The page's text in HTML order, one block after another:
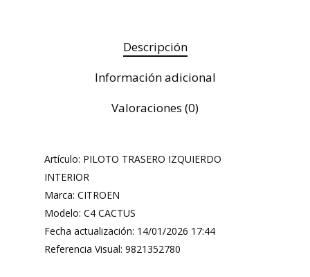
Descripción
Información adicional
Valoraciones (0)
Artículo: PILOTO TRASERO IZQUIERDO
INTERIOR
Marca: CITROEN
Modelo: C4 CACTUS
Fecha actualización: 14/01/2026 17:44
Referencia Visual: 9821352780